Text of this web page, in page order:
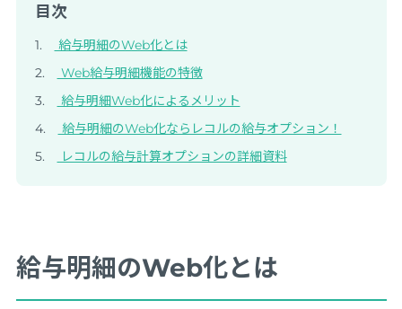
目次
給与明細のWeb化とは
Web給与明細機能の特徴
給与明細Web化によるメリット
給与明細のWeb化ならレコルの給与オプション！
レコルの給与計算オプションの詳細資料
給与明細のWeb化とは